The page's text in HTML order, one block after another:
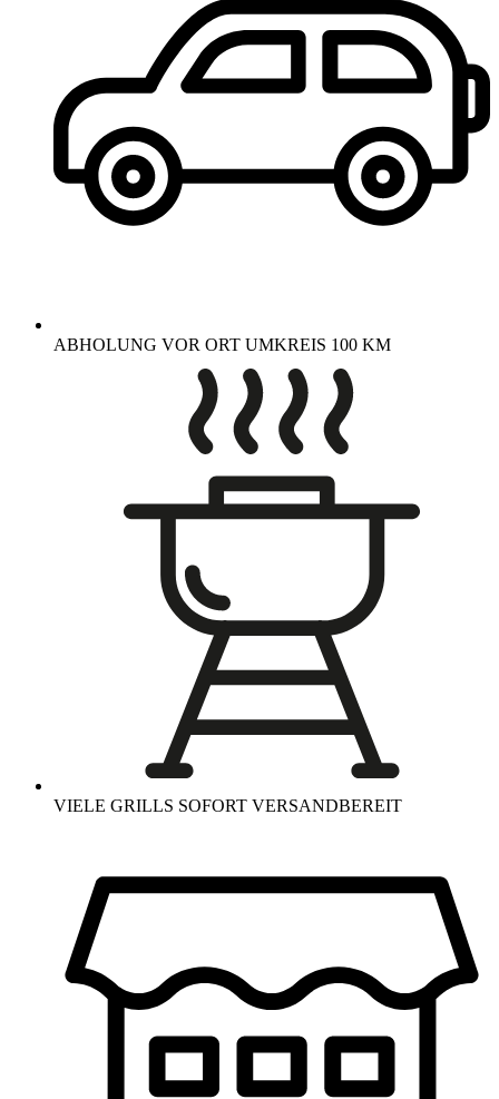
ABHOLUNG VOR ORT UMKREIS 100 KM
VIELE GRILLS SOFORT VERSANDBEREIT